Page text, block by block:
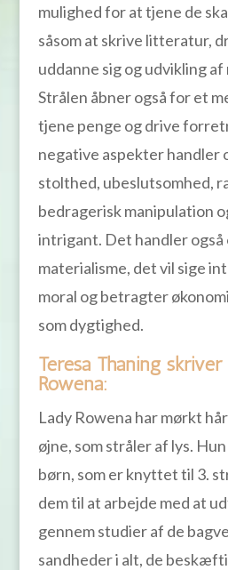
mulighed for at tjene de
såsom at skrive litteratur,
uddanne sig og udvikling
Strålen åbner også for et
tjene penge og drive
negative aspekter handler
stolthed, ubeslutsomhed,
bedragerisk manipulation
intrigant. Det handler også
materialisme, det vil sige
moral og betragter
som dygtighed.
Teresa Thaning
Rowena:
Lady Rowena har mørkt
øjne, som stråler af lys.
børn, som er knyttet til 3.
dem til at arbejde med at
gennem studier af de
sandheder i alt, de